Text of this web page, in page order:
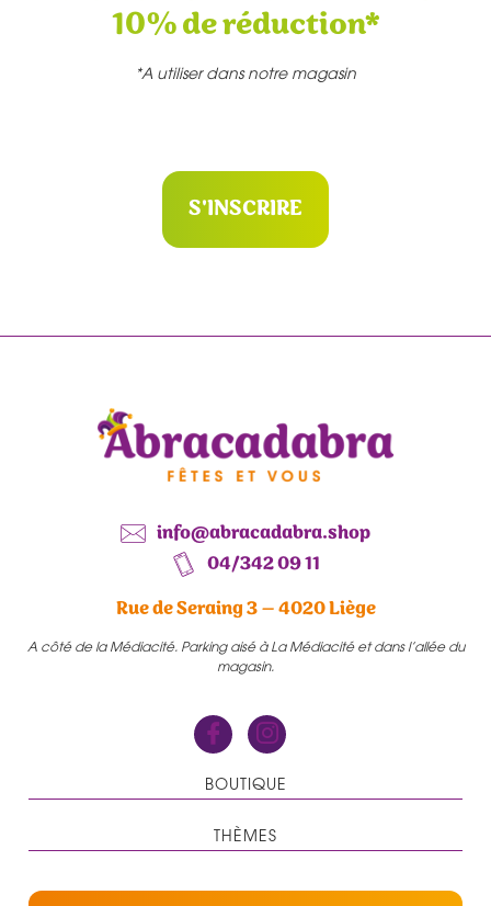
10% de réduction*
*A utiliser dans notre magasin
S'INSCRIRE
info@abracadabra.shop
04/342 09 11
Rue de Seraing 3 – 4020 Liège
A côté de la Médiacité. Parking aisé à La Médiacité et dans l’allée du
magasin.
BOUTIQUE
THÈMES